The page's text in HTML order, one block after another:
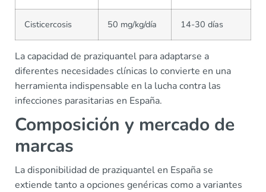
Cisticercosis 50 mg/kg/día 14-30 días
La capacidad de praziquantel para adaptarse a
diferentes necesidades clínicas lo convierte en una
herramienta indispensable en la lucha contra las
infecciones parasitarias en España.
Composición y mercado de
marcas
La disponibilidad de praziquantel en España se
extiende tanto a opciones genéricas como a variantes